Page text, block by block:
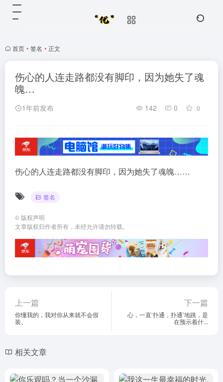
首页 • 签名 • 正文
伤心的人连走路都没有脚印，因为她失了魂
魄…
1年前发布 142 0 0
伤心的人连走路都没有脚印，因为她失了魂魄……
签名
© 版权声明
文章版权归作者所有，未经允许请勿转载。
上一篇
你懂我的，我对你从来就不会假
装。
下一篇
心，一直‘扑通，扑通’地跳，是
在预示着什...
相关文章